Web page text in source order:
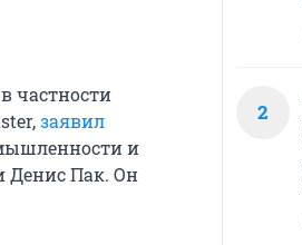
частности
заявил
и
Денис Пак. Он
2